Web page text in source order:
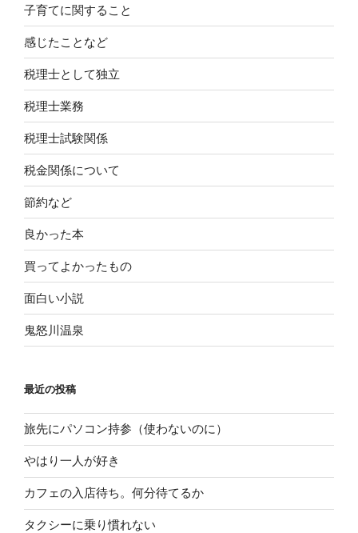
子育てに関すること
感じたことなど
税理士として独立
税理士業務
税理士試験関係
税金関係について
節約など
良かった本
買ってよかったもの
面白い小説
鬼怒川温泉
最近の投稿
旅先にパソコン持参（使わないのに）
やはり一人が好き
カフェの入店待ち。何分待てるか
タクシーに乗り慣れない